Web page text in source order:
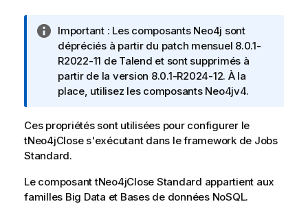
N
o
t
e
I
f
o
r
a
t
Important : Les composants Neo4j sont
dépréciés à partir du patch mensuel 8.0.1-
R2022-11 de Talend et sont supprimés à
partir de la version 8.0.1-R2024-12. À la
place, utilisez les composants Neo4jv4.
Ces propriétés sont utilisées pour configurer le
tNeo4jCloses'exécutant dans le framework de Jobs
Standard.
Le composanttNeo4jClose Standard appartient aux
familles Big Data et Bases de données NoSQL.